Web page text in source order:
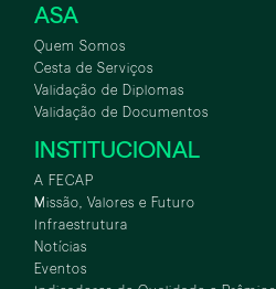
ASA
Quem Somos
Cesta de Serviços
Validação de Diplomas
Validação de Documentos
INSTITUCIONAL
A FECAP
Missão, Valores e Futuro
Infraestrutura
Notícias
Eventos